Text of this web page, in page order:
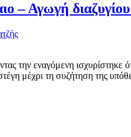
– Αγωγή
την εναγόμενη ισχυρίστηκε
μέχρι τη συζήτηση της